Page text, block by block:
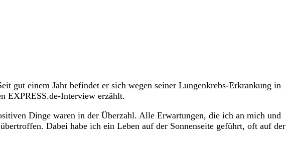
gut einem Jahr befindet er sich wegen seiner Lungenkrebs-Erkrankung in
EXPRESS.de-Interview erzählt.
Dinge waren in der Überzahl. Alle Erwartungen, die ich an mich und
Dabei habe ich ein Leben auf der Sonnenseite geführt, oft auf der